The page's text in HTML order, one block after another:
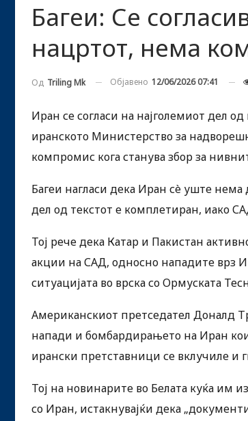
Багеи: Се
нацртот, нема
Од Triling Mk Објавено 12/06/2026 07:41
Иран се согласи на најголемиот дел
иранското Министерство за
компромис кога станува збор за
Багеи нагласи дека Иран сè уште нема
дел од текстот е комплетиран, иако
Тој рече дека Катар и Пакистан
акции на САД, односно нападите врз
ситуацијата во врска со Ормуската
Американскиот претседател Доналд
напади и бомбардирањето на Иран кои
ирански претставници се вклучиле и
Тој на новинарите во Белата куќа им
со Иран, истакнувајќи дека